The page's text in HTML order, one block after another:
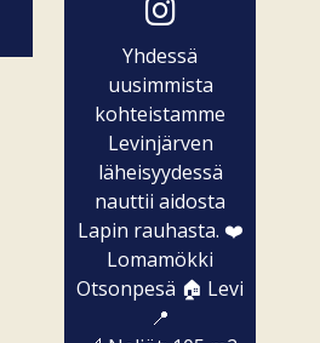
Yhdessä
uusimmista
kohteistamme
Levinjärven
läheisyydessä
nauttii aidosta
Lapin rauhasta. ❤️
Lomamökki
Otsonpesä 🏠 Levi
📍